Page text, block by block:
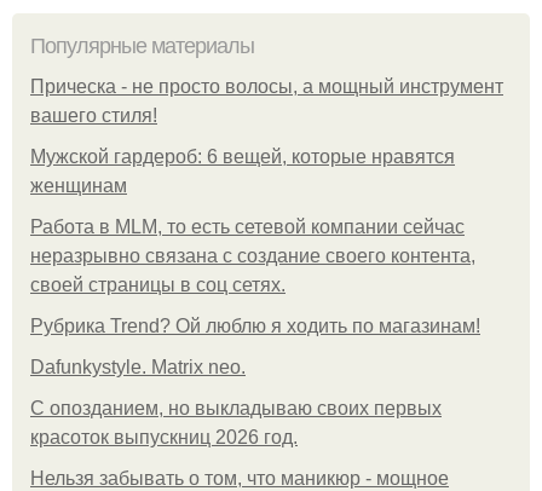
Популярные материалы
Прическа - не просто волосы, а мощный инструмент
вашего стиля!
Мужской гардероб: 6 вещей, которые нравятся
женщинам
Работа в MLM, то есть сетевой компании сейчас
неразрывно связана с создание своего контента,
своей страницы в соц сетях.
Рубрика Trend? Ой люблю я ходить по магазинам!
Dafunkystyle. Matrix neo.
С опозданием, но выкладываю своих первых
красоток выпускниц 2026 год.
Нельзя забывать о том, что маникюр - мощное